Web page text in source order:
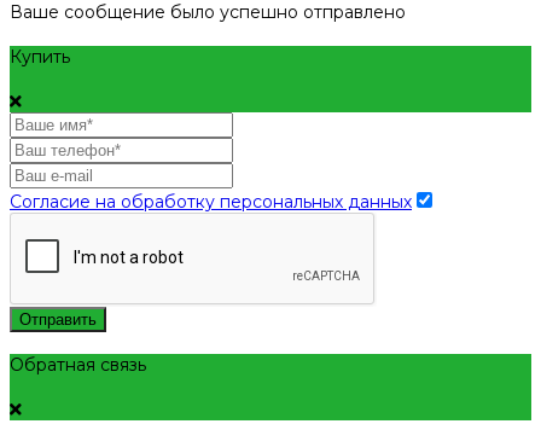
Ваше сообщение было успешно отправлено
Купить
Согласие на обработку персональных данных
Отправить
Обратная связь